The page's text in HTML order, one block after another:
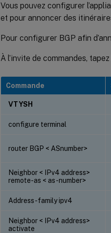
Vous pouvez configurer
et pour annoncer des
Pour configurer BGP afin
À l’invite de commandes,
Commande
VTYSH
configure terminal
router BGP < ASnumber>
Neighbor < IPv4 address>
remote-as < as-number>
Address-family ipv4
Neighbor < IPv4 address>
activate